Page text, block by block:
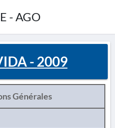
- AGO
- 2009
Générales